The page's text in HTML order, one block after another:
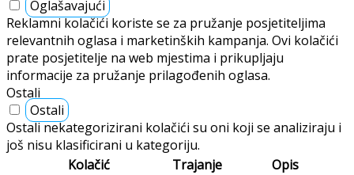
Oglašavajući
Reklamni kolačići koriste se za pružanje posjetiteljima
relevantnih oglasa i marketinških kampanja. Ovi kolačići
prate posjetitelje na web mjestima i prikupljaju
informacije za pružanje prilagođenih oglasa.
Ostali
Ostali
Ostali nekategorizirani kolačići su oni koji se analiziraju i
još nisu klasificirani u kategoriju.
Kolačić
Trajanje Opis